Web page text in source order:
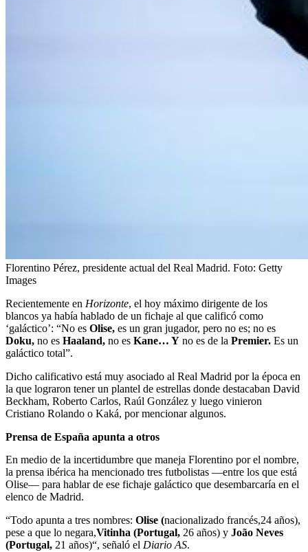
Florentino Pérez, presidente actual del Real Madrid. Foto: Getty
Images
Recientemente en Horizonte, el hoy máximo dirigente de los
blancos ya había hablado de un fichaje al que calificó como
‘galáctico’: “No es Olise, es un gran jugador, pero no es; no es
Doku, no es Haaland, no es Kane… Y no es de la Premier. Es un
galáctico total”.
Dicho calificativo está muy asociado al Real Madrid por la época en
la que lograron tener un plantel de estrellas donde destacaban David
Beckham, Roberto Carlos, Raúl González y luego vinieron
Cristiano Rolando o Kaká, por mencionar algunos.
Prensa de España apunta a otros
En medio de la incertidumbre que maneja Florentino por el nombre,
la prensa ibérica ha mencionado tres futbolistas —entre los que está
Olise— para hablar de ese fichaje galáctico que desembarcaría en el
elenco de Madrid.
“Todo apunta a tres nombres: Olise (nacionalizado francés,24 años),
pese a que lo negara,Vitinha (Portugal, 26 años) y João Neves
(Portugal, 21 años)“, señaló el Diario AS.